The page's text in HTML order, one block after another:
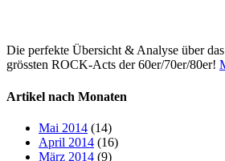
Die perfekte Übersicht & Analyse über
grössten ROCK-Acts der 60er/70er/80er!
Artikel nach Monaten
Mai 2014 (14)
April 2014 (16)
März 2014 (9)